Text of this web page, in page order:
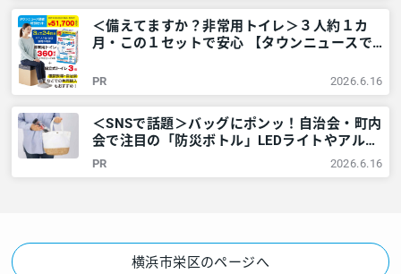
＜備えてますか？非常用トイレ＞３人約１カ
月・この１セットで安心 【タウンニュースで
レアリア
PR 2026.6.16
＜SNSで話題＞バッグにポンッ！自治会・町内
会で注目の「防災ボトル」LEDライトやアルミ
シートなど6点が1本に – 神奈川・東京多摩の
ご近所情報 – レアリア
PR 2026.6.16
横浜市栄区のページへ